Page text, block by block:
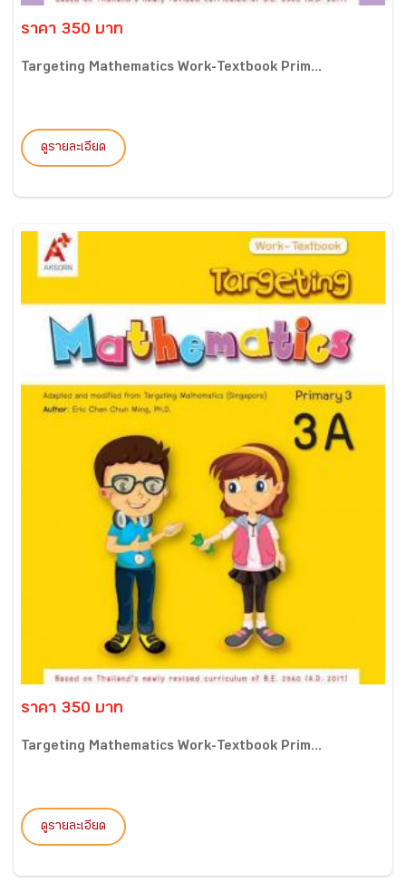
ราคา 350 บาท
Targeting Mathematics Work-Textbook Prim...
ดูรายละเอียด
ราคา 350 บาท
Targeting Mathematics Work-Textbook Prim...
ดูรายละเอียด